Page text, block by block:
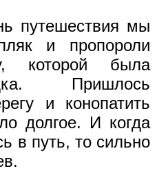
путешествия мы
и пропороли
которой была
Пришлось
и конопатить
долгое. И когда
в путь, то сильно